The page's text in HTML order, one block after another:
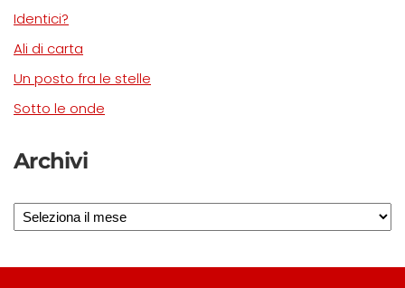
Identici?
Ali di carta
Un posto fra le stelle
Sotto le onde
Archivi
Archivi